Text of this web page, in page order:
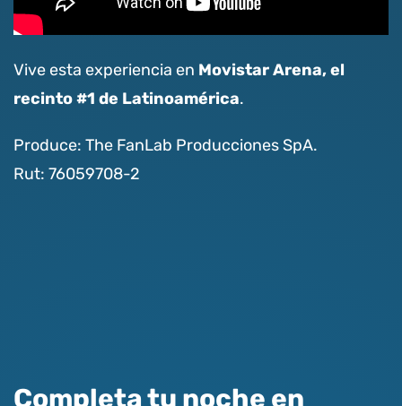
Vive esta experiencia en Movistar Arena, el
recinto #1 de Latinoamérica.
Produce: The FanLab Producciones SpA.
Rut: 76059708-2